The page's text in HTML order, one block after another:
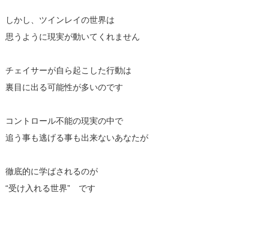
しかし、ツインレイの世界は
思うように現実が動いてくれません
チェイサーが自ら起こした行動は
裏目に出る可能性が多いのです
コントロール不能の現実の中で
追う事も逃げる事も出来ないあなたが
徹底的に学ばされるのが
“受け入れる世界” です